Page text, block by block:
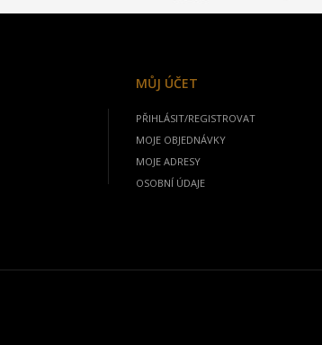
MŮJ ÚČET
PŘIHLÁSIT/REGISTROVAT
MOJE OBJEDNÁVKY
MOJE ADRESY
OSOBNÍ ÚDAJE